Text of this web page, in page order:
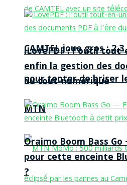
CAMTEL joue gros :
pour tenter de briser
MTN
iLovePDF : l’outil
enfin la gestion des
du tout-numérique
Oraimo Boom Bass
pour cette enceinte
?